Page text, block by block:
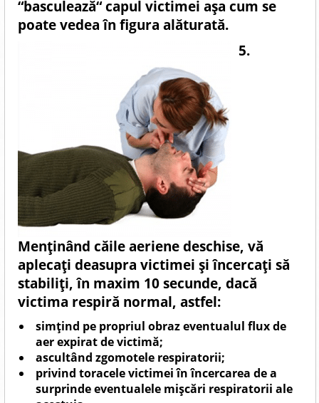
“basculează“ capul victimei aşa cum se
poate vedea în figura alăturată.
5.
Menţinând căile aeriene deschise, vă
aplecaţi deasupra victimei şi încercaţi să
stabiliţi, în maxim 10 secunde, dacă
victima respiră normal, astfel:
simţind pe propriul obraz eventualul flux de
aer expirat de victimă;
ascultând zgomotele respiratorii;
privind toracele victimei în încercarea de a
surprinde eventualele mişcări respiratorii ale